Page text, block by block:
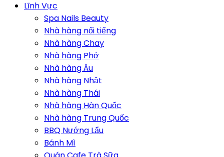
Lĩnh Vực
Spa Nails Beauty
Nhà hàng nổi tiếng
Nhà hàng Chay
Nhà hàng Phở
Nhà hàng Âu
Nhà hàng Nhật
Nhà hàng Thái
Nhà hàng Hàn Quốc
Nhà hàng Trung Quốc
BBQ Nướng Lẩu
Bánh Mì